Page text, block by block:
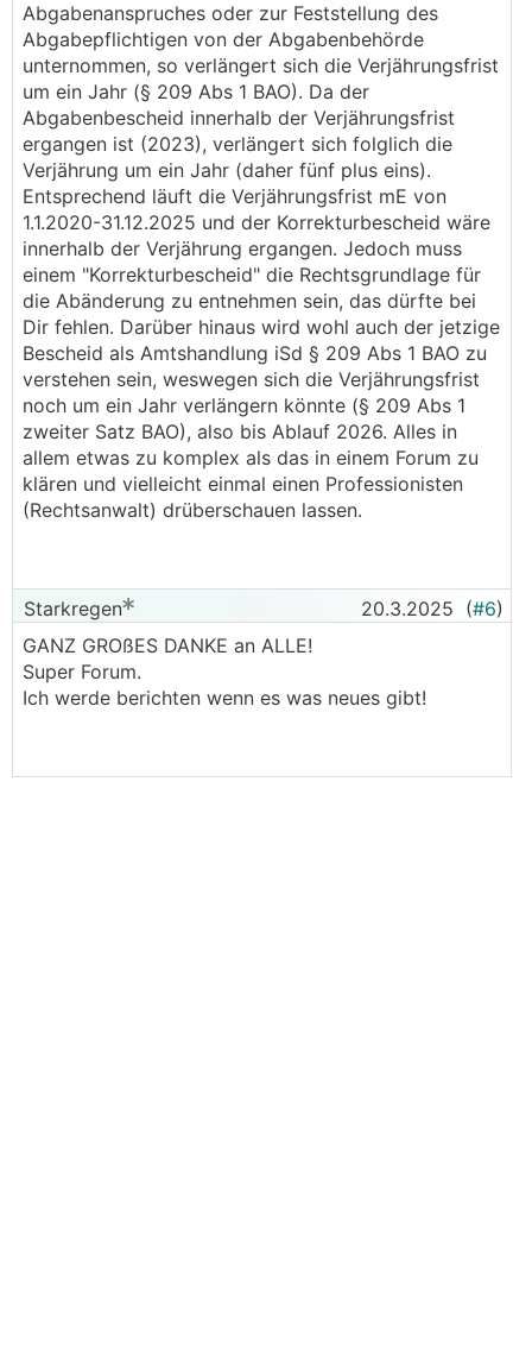
Abgabenanspruches oder zur Feststellung des
Abgabepflichtigen von der Abgabenbehörde
unternommen, so verlängert sich die Verjährungsfrist
um ein Jahr (§ 209 Abs 1 BAO). Da der
Abgabenbescheid innerhalb der Verjährungsfrist
ergangen ist (2023), verlängert sich folglich die
Verjährung um ein Jahr (daher fünf plus eins).
Entsprechend läuft die Verjährungsfrist mE von
1.1.2020-31.12.2025 und der Korrekturbescheid wäre
innerhalb der Verjährung ergangen. Jedoch muss
einem "Korrekturbescheid" die Rechtsgrundlage für
die Abänderung zu entnehmen sein, das dürfte bei
Dir fehlen. Darüber hinaus wird wohl auch der jetzige
Bescheid als Amtshandlung iSd § 209 Abs 1 BAO zu
verstehen sein, weswegen sich die Verjährungsfrist
noch um ein Jahr verlängern könnte (§ 209 Abs 1
zweiter Satz BAO), also bis Ablauf 2026. Alles in
allem etwas zu komplex als das in einem Forum zu
klären und vielleicht einmal einen Professionisten
(Rechtsanwalt) drüberschauen lassen.
Starkregen 20.3.2025 (#6)
GANZ GROßES DANKE an ALLE!
Super Forum.
Ich werde berichten wenn es was neues gibt!